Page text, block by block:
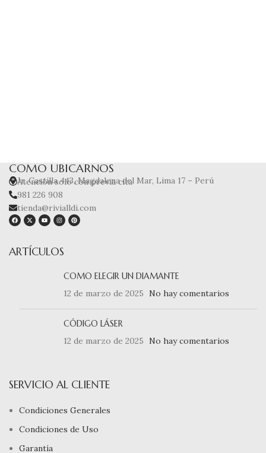
COMO UBICARNOS
Jr. Castilla 443, Magdalena del Mar, Lima 17 – Perú
Atención solo con previa cita
981 226 908
tienda@rivialldi.com
ARTÍCULOS
COMO ELEGIR UN DIAMANTE
12 de marzo de 2025
No hay comentarios
CÓDIGO LÁSER
12 de marzo de 2025
No hay comentarios
SERVICIO AL CLIENTE
Condiciones Generales
Condiciones de Uso
Garantía